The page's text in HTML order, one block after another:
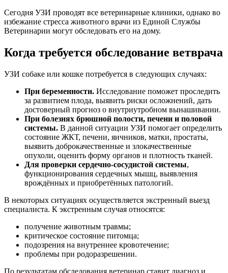
Сегодня УЗИ проводят все ветеринарные клиники, однако во
избежание стресса животного врачи из Единой Службы
Ветеринарии могут обследовать его на дому.
Когда требуется обследование ветврача
УЗИ собаке или кошке потребуется в следующих случаях:
При беременности. Исследование поможет проследить
за развитием плода, выявить риски осложнений, дать
достоверный прогноз о внутриутробном вынашивании.
При болезнях брюшной полости, печени и половой
системы. В данной ситуации УЗИ помогает определить
состояние ЖКТ, печени, яичников, матки, простаты,
выявить доброкачественные и злокачественные
опухоли, оценить форму органов и плотность тканей.
Для проверки сердечно-сосудистой системы,
функционирования сердечных мышц, выявления
врождённых и приобретённых патологий.
В некоторых ситуациях осуществляется экстренный выезд
специалиста. К экстренным случая относятся:
получение животным травмы;
критическое состояние питомца;
подозрения на внутреннее кровотечение;
проблемы при родоразрешении.
По результатам обследования ветеринар ставит диагноз и